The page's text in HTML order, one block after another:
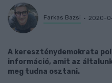
Farkas Bazsi 2020-
A kereszténydemokrata
információ, amit az
meg tudna osztani.